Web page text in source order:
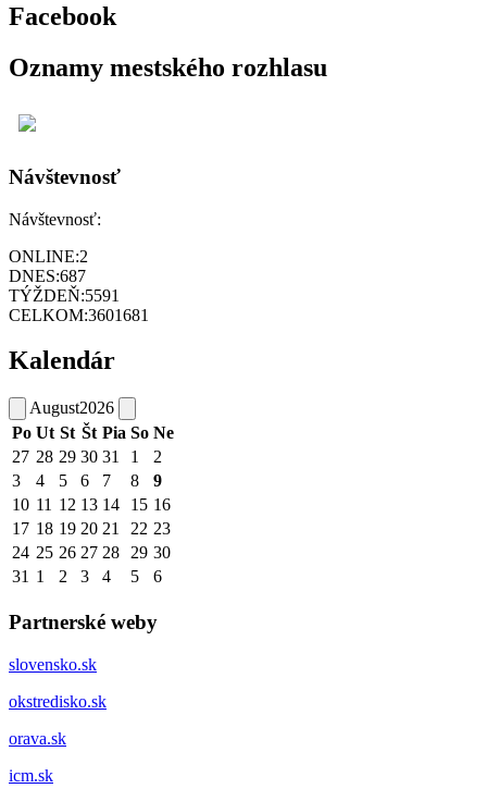
Facebook
Oznamy mestského rozhlasu
Návštevnosť
Návštevnosť:
ONLINE:2
DNES:687
TÝŽDEŇ:5591
CELKOM:3601681
Kalendár
August2026
Po Ut St Št Pia So Ne
27 28 29 30 31 1
2
3
4 5 6 7 8
9
10 11 12 13 14 15 16
17 18 19 20 21 22 23
24 25 26 27 28 29 30
31 1 2 3 4 5 6
Partnerské weby
slovensko.sk
okstredisko.sk
orava.sk
icm.sk